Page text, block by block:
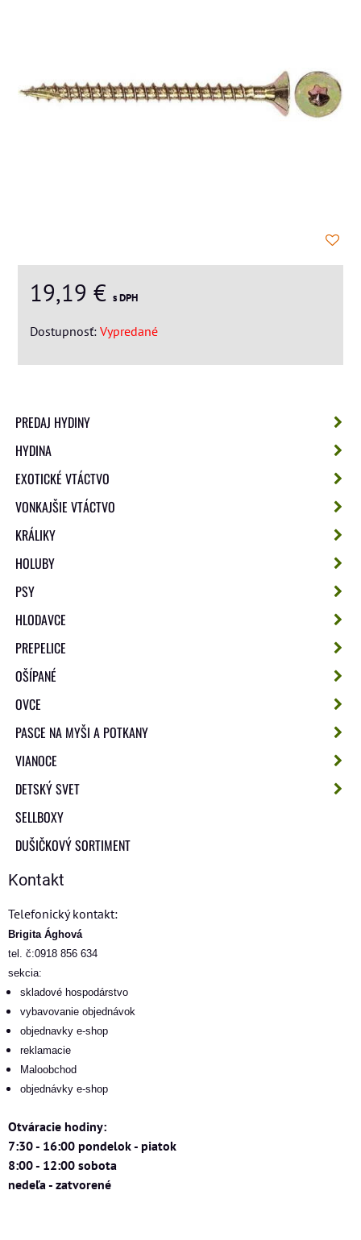
19,19 € s DPH
Dostupnosť: Vypredané
PREDAJ HYDINY
HYDINA
EXOTICKÉ VTÁCTVO
VONKAJŠIE VTÁCTVO
KRÁLIKY
HOLUBY
PSY
HLODAVCE
PREPELICE
OŠÍPANÉ
OVCE
PASCE NA MYŠI A POTKANY
VIANOCE
DETSKÝ SVET
SELLBOXY
DUŠIČKOVÝ SORTIMENT
Kontakt
Telefonický kontakt:
Brigita Ághová
tel. č:0918 856 634
sekcia:
skladové hospodárstvo
vybavovanie objednávok
objednavky e-shop
reklamacie
Maloobchod
objednávky e-shop
Otváracie hodiny:
7:30 - 16:00 pondelok - piatok
8:00 - 12:00 sobota
nedeľa - zatvorené